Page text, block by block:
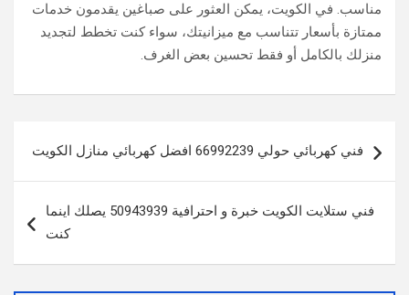
مناسب. في الكويت، يمكن العثور على صباغين يقدمون خدمات
ممتازة بأسعار تتناسب مع ميزانيتك، سواء كنت تخطط لتجديد
منزلك بالكامل أو فقط تحسين بعض الغرف.
المقالات
فني كهربائي حولي 66992239 افضل كهربائي منازل الكويت
فني ستلايت الكويت خبرة و احترافية 50943939 يصلك اينما
كنت